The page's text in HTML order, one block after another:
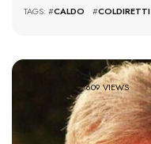
TAGS: #CALDO #COLDIRETTI
609 VIEWS